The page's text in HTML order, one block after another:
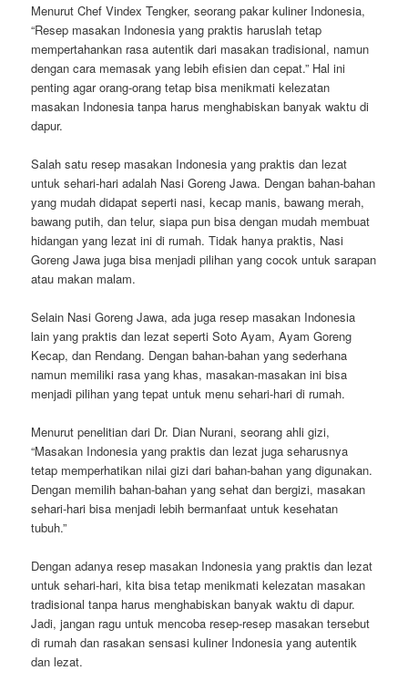
Menurut Chef Vindex Tengker, seorang pakar kuliner Indonesia,
“Resep masakan Indonesia yang praktis haruslah tetap
mempertahankan rasa autentik dari masakan tradisional, namun
dengan cara memasak yang lebih efisien dan cepat.” Hal ini
penting agar orang-orang tetap bisa menikmati kelezatan
masakan Indonesia tanpa harus menghabiskan banyak waktu di
dapur.
Salah satu resep masakan Indonesia yang praktis dan lezat
untuk sehari-hari adalah Nasi Goreng Jawa. Dengan bahan-bahan
yang mudah didapat seperti nasi, kecap manis, bawang merah,
bawang putih, dan telur, siapa pun bisa dengan mudah membuat
hidangan yang lezat ini di rumah. Tidak hanya praktis, Nasi
Goreng Jawa juga bisa menjadi pilihan yang cocok untuk sarapan
atau makan malam.
Selain Nasi Goreng Jawa, ada juga resep masakan Indonesia
lain yang praktis dan lezat seperti Soto Ayam, Ayam Goreng
Kecap, dan Rendang. Dengan bahan-bahan yang sederhana
namun memiliki rasa yang khas, masakan-masakan ini bisa
menjadi pilihan yang tepat untuk menu sehari-hari di rumah.
Menurut penelitian dari Dr. Dian Nurani, seorang ahli gizi,
“Masakan Indonesia yang praktis dan lezat juga seharusnya
tetap memperhatikan nilai gizi dari bahan-bahan yang digunakan.
Dengan memilih bahan-bahan yang sehat dan bergizi, masakan
sehari-hari bisa menjadi lebih bermanfaat untuk kesehatan
tubuh.”
Dengan adanya resep masakan Indonesia yang praktis dan lezat
untuk sehari-hari, kita bisa tetap menikmati kelezatan masakan
tradisional tanpa harus menghabiskan banyak waktu di dapur.
Jadi, jangan ragu untuk mencoba resep-resep masakan tersebut
di rumah dan rasakan sensasi kuliner Indonesia yang autentik
dan lezat.